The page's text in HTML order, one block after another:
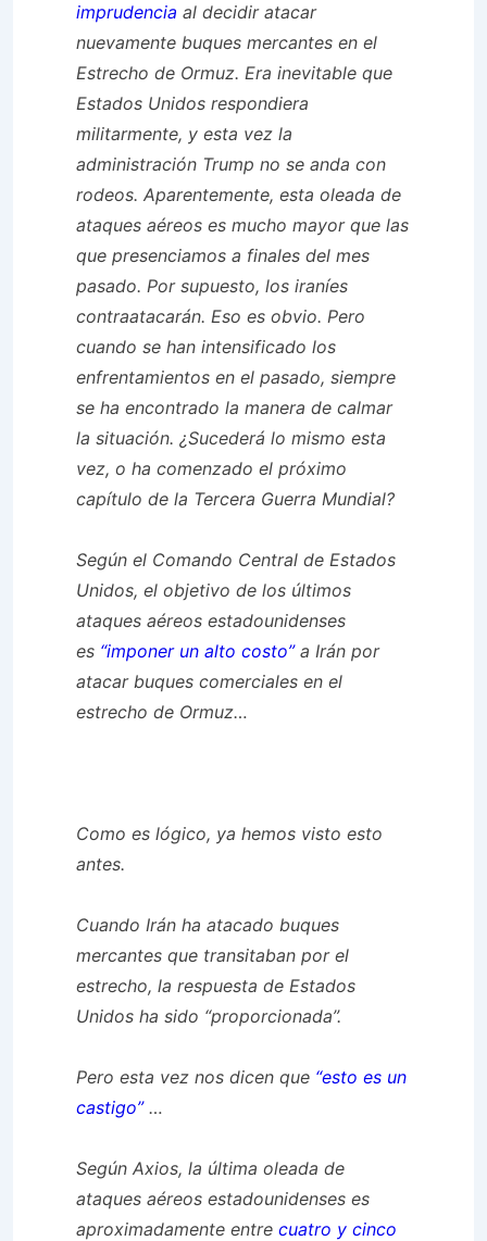
imprudencia al decidir atacar
nuevamente buques mercantes en el
Estrecho de Ormuz. Era inevitable que
Estados Unidos respondiera
militarmente, y esta vez la
administración Trump no se anda con
rodeos. Aparentemente, esta oleada de
ataques aéreos es mucho mayor que las
que presenciamos a finales del mes
pasado. Por supuesto, los iraníes
contraatacarán. Eso es obvio. Pero
cuando se han intensificado los
enfrentamientos en el pasado, siempre
se ha encontrado la manera de calmar
la situación. ¿Sucederá lo mismo esta
vez, o ha comenzado el próximo
capítulo de la Tercera Guerra Mundial?
Según el Comando Central de Estados
Unidos, el objetivo de los últimos
ataques aéreos estadounidenses
es “imponer un alto costo”a Irán por
atacar buques comerciales en el
estrecho de Ormuz…
Como es lógico, ya hemos visto esto
antes.
Cuando Irán ha atacado buques
mercantes que transitaban por el
estrecho, la respuesta de Estados
Unidos ha sido “proporcionada”.
Pero esta vez nos dicen que “esto es un
castigo”…
Según Axios, la última oleada de
ataques aéreos estadounidenses es
aproximadamente entre cuatro y cinco